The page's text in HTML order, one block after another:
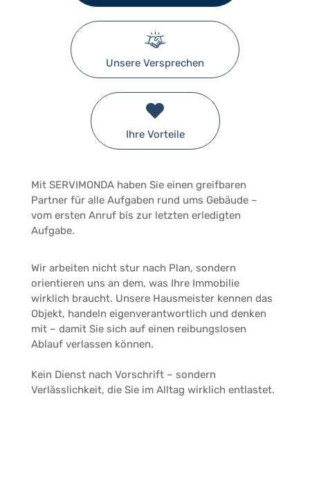
Unsere Versprechen
Ihre Vorteile
Mit SERVIMONDA haben Sie einen greifbaren
Partner für alle Aufgaben rund ums Gebäude –
vom ersten Anruf bis zur letzten erledigten
Aufgabe.
Wir arbeiten nicht stur nach Plan, sondern
orientieren uns an dem, was Ihre Immobilie
wirklich braucht. Unsere Hausmeister kennen das
Objekt, handeln eigenverantwortlich und denken
mit – damit Sie sich auf einen reibungslosen
Ablauf verlassen können.
Kein Dienst nach Vorschrift – sondern
Verlässlichkeit, die Sie im Alltag wirklich entlastet.